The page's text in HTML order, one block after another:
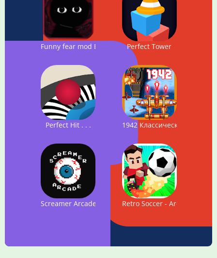
Funny fear mod Bob Character Test
Perfect Tower
Perfect Hit . . . 1942 Классическая
Screamer Arcade Retro Soccer - Arcade